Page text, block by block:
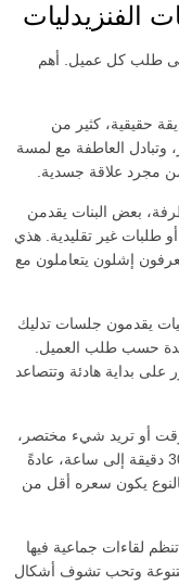
الفنزيدليات
على طلب كل عميل. أهم
حقيقية، كثير من
وتبادل العاطفة مع لمسة
مجرد علاقة جسدية.
بعض البنات يقدمن
غير تقليدية. هذي
إشلون يتعاملون مع
يقدمون جلسات تدليك
حسب طلب العميل.
على بداية هادئة وتتصاعد
أو تريد شيء مختصر،
الفتيات المستقلات يوفرون جلسات تتراوح من 30 دقيقة إلى ساعة، عادةً
يكون سعره أقل من
لقاءات جماعية فيها
وتحب تشوف أشكال